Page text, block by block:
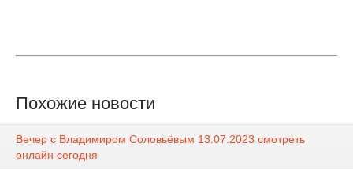
Похожие новости
Вечер с Владимиром Соловьёвым 13.07.2023 смотреть
онлайн сегодня